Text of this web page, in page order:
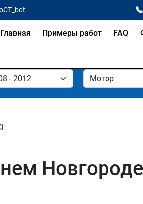
Главная Примеры работ FAQ
Новгороде